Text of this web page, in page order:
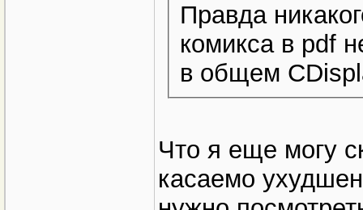
Правда
комикса в pdf
в общем
Что я еще могу
касаемо